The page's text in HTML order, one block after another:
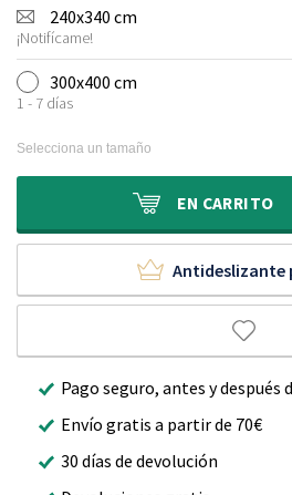
240x340 cm
¡Notifícame!
300x400 cm
1 - 7 días
Selecciona un tamaño
EN CARRITO
Antideslizante
Pago seguro, antes y después
Envío gratis a partir de 70€
30 días de devolución